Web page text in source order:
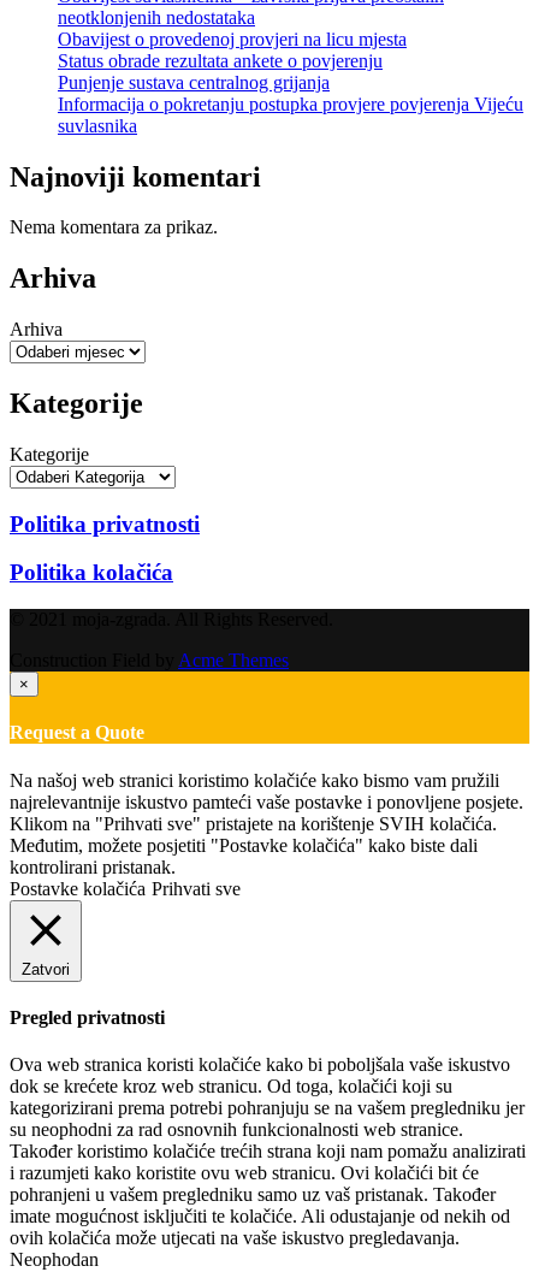
neotklonjenih nedostataka
Obavijest o provedenoj provjeri na licu mjesta
Status obrade rezultata ankete o povjerenju
Punjenje sustava centralnog grijanja
Informacija o pokretanju postupka provjere povjerenja Vijeću
suvlasnika
Najnoviji komentari
Nema komentara za prikaz.
Arhiva
Arhiva
Kategorije
Kategorije
Politika privatnosti
Politika kolačića
Acme Themes
×
Request a Quote
Na našoj web stranici koristimo kolačiće kako bismo vam pružili
najrelevantnije iskustvo pamteći vaše postavke i ponovljene posjete.
Klikom na "Prihvati sve" pristajete na korištenje SVIH kolačića.
Međutim, možete posjetiti "Postavke kolačića" kako biste dali
kontrolirani pristanak.
Postavke kolačića Prihvati sve
Zatvori
Pregled privatnosti
Ova web stranica koristi kolačiće kako bi poboljšala vaše iskustvo
dok se krećete kroz web stranicu. Od toga, kolačići koji su
kategorizirani prema potrebi pohranjuju se na vašem pregledniku jer
su neophodni za rad osnovnih funkcionalnosti web stranice.
Također koristimo kolačiće trećih strana koji nam pomažu analizirati
i razumjeti kako koristite ovu web stranicu. Ovi kolačići bit će
pohranjeni u vašem pregledniku samo uz vaš pristanak. Također
imate mogućnost isključiti te kolačiće. Ali odustajanje od nekih od
ovih kolačića može utjecati na vaše iskustvo pregledavanja.
Neophodan